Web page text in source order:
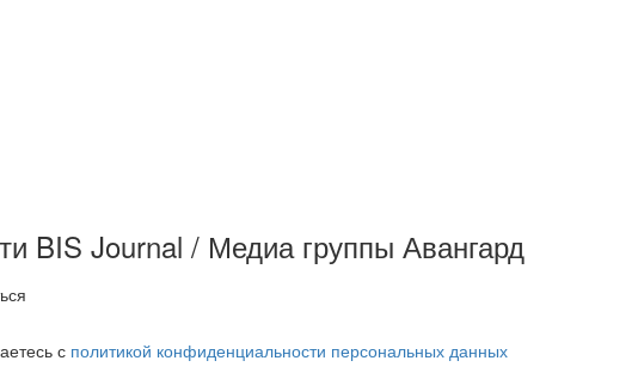
BIS Journal / Медиа группы Авангард
с политикой конфиденциальности персональных данных